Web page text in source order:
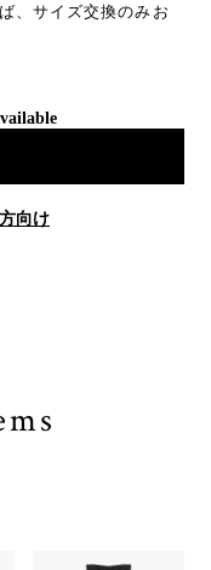
、サイズ交換のみお
向け